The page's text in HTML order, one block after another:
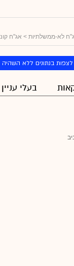
לא-ממשלתיות > אג"ח
לצפות בנתונים ללא השהיה
בעלי עניין